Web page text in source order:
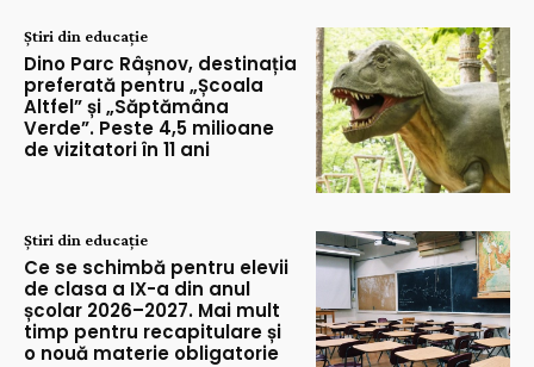
Știri din educație
Dino Parc Râșnov, destinația
preferată pentru „Școala
Altfel” și „Săptămâna
Verde”. Peste 4,5 milioane
de vizitatori în 11 ani
Știri din educație
Ce se schimbă pentru elevii
de clasa a IX-a din anul
școlar 2026–2027. Mai mult
timp pentru recapitulare și
o nouă materie obligatorie